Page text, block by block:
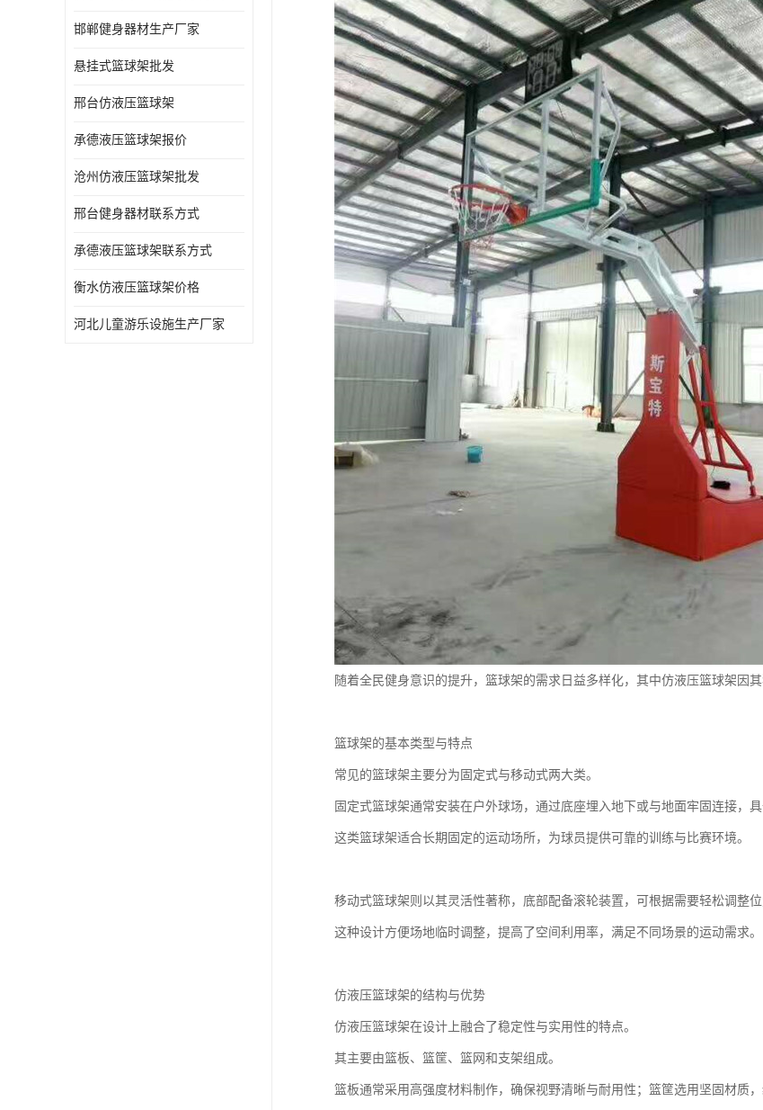
邯郸健身器材生产厂家
悬挂式篮球架批发
邢台仿液压篮球架
承德液压篮球架报价
沧州仿液压篮球架批发
邢台健身器材联系方式
承德液压篮球架联系方式
衡水仿液压篮球架价格
河北儿童游乐设施生产厂家
随着全民健身意识的提升，篮球架的需求日益多样化，其中仿液压篮球架因
篮球架的基本类型与特点
常见的篮球架主要分为固定式与移动式两大类。
固定式篮球架通常安装在户外球场，通过底座埋入地下或与地面牢固连接，
这类篮球架适合长期固定的运动场所，为球员提供可靠的训练与比赛环境。
移动式篮球架则以其灵活性著称，底部配备滚轮装置，可根据需要轻松调整
这种设计方便场地临时调整，提高了空间利用率，满足不同场景的运动需求。
仿液压篮球架的结构与优势
仿液压篮球架在设计上融合了稳定性与实用性的特点。
其主要由篮板、篮筐、篮网和支架组成。
篮板通常采用高强度材料制作，确保视野清晰与耐用性；篮筐选用坚固材质